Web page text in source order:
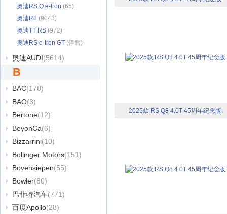
奥迪RS Q e-tron (65)
奥迪R8 (9043)
奥迪TT RS (972)
奥迪RS e-tron GT (停售)
(2157)
奥迪AUDI(5614)
B
BAC(178)
BAO(3)
Bertone(12)
BeyonCa(6)
Bizzarrini(10)
Bollinger Motors(151)
Bovensiepen(55)
Bowler(80)
巴菲特汽车(771)
百度Apollo(28)
2025款 RS Q8 4.0T 45周年纪念版